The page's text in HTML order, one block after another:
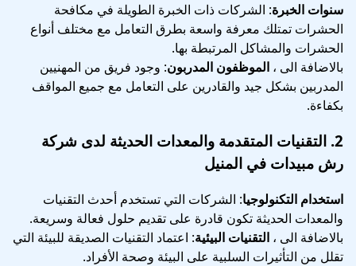
سنوات الخبرة: الشركات ذات الخبرة الطويلة في مكافحة
الحشرات تمتلك معرفة واسعة بطرق التعامل مع مختلف أنواع
الحشرات والمشاكل المرتبطة بها.
بالاضافة الى ، الموظفون المدربون: وجود فريق من المهنيين
المدربين بشكل جيد والقادرين على التعامل مع جميع المواقف
بكفاءة.
2. التقنيات المتقدمة والمعدات الحديثة لدى شركة
رش مبيدات في المنيل
استخدام التكنولوجيا: الشركات التي تستخدم أحدث التقنيات
والمعدات الحديثة تكون قادرة على تقديم حلول فعالة وسريعة.
بالاضافة الى ، التقنيات البيئية: اعتماد التقنيات الصديقة للبيئة التي
تقلل من التأثيرات السلبية على البيئة وصحة الأفراد.